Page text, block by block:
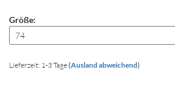
Größe:
Lieferzeit: 1-3 Tage(Ausland abweichend)